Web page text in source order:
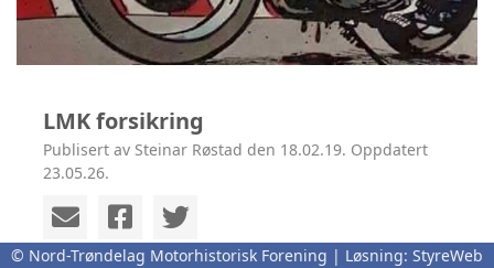
LMK forsikring
Publisert av Steinar Røstad den 18.02.19. Oppdatert
23.05.26.
© Nord-Trøndelag Motorhistorisk Forening | Løsning: StyreWeb